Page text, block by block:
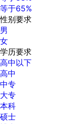
等于65%
性别要求
男
女
学历要求
高中以下
高中
中专
大专
本科
硕士